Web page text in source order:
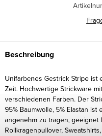
Beschreibung
Unifarbenes Gestrick Stripe
Zeit. Hochwertige Strickware
verschiedenen Farben. Der
95% Baumwolle, 5% Elastan
angenehm zu tragen, geeignet
Rollkragenpullover,